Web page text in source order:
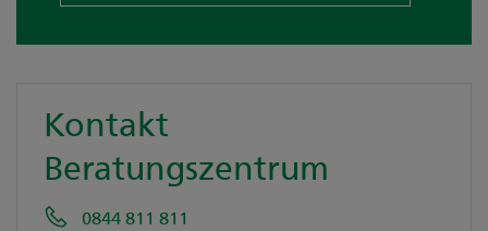
Kontakt
Beratungszentrum
0844 811 811